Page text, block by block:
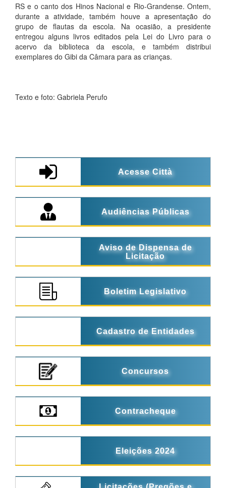
RS e o canto dos Hinos Nacional e Rio-Grandense. Ontem,
durante a atividade, também houve a apresentação do
grupo de flautas da escola. Na ocasião, a presidente
entregou alguns livros editados pela Lei do Livro para o
acervo da biblioteca da escola, e também distribui
exemplares do Gibi da Câmara para as crianças.
Texto e foto: Gabriela Perufo
Acesse Città
Audiências Públicas
Aviso de Dispensa de
Licitação
Boletim Legislativo
Cadastro de Entidades
Concursos
Contracheque
Eleições 2024